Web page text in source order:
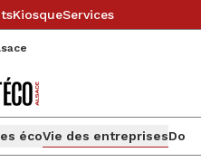
KiosqueServices
écoVie des entreprises